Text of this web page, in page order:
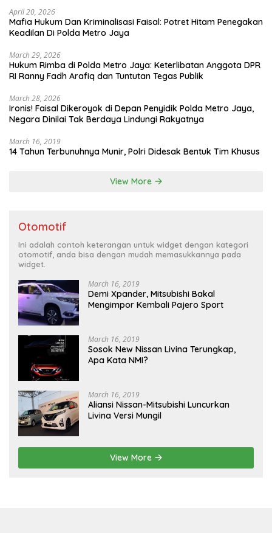
April 20, 2026
Mafia Hukum Dan Kriminalisasi Faisal: Potret Hitam Penegakan
Keadilan Di Polda Metro Jaya
March 29, 2026
Hukum Rimba di Polda Metro Jaya: Keterlibatan Anggota DPR
RI Ranny Fadh Arafiq dan Tuntutan Tegas Publik
March 28, 2026
Ironis! Faisal Dikeroyok di Depan Penyidik Polda Metro Jaya,
Negara Dinilai Tak Berdaya Lindungi Rakyatnya
March 16, 2019
14 Tahun Terbunuhnya Munir, Polri Didesak Bentuk Tim Khusus
View More
Otomotif
Ini adalah contoh keterangan untuk widget dengan kategori
otomotif, anda bisa dengan mudah memasukkannya pada
widget.
March 16, 2019
Demi Xpander, Mitsubishi Bakal
Mengimpor Kembali Pajero Sport
March 16, 2019
Sosok New Nissan Livina Terungkap,
Apa Kata NMI?
March 16, 2019
Aliansi Nissan-Mitsubishi Luncurkan
Livina Versi Mungil
View More